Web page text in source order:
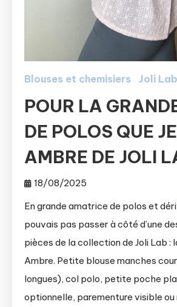
Blouses et chemisiers Joli Lab
POUR LA
DE POLOS QUE
AMBRE DE JOLI
18/08/2025
En grande amatrice de polos et
pouvais pas passer à côté d’une
pièces de la collection de Joli Lab :
Ambre. Petite blouse manches
longues), col polo, petite poche
optionnelle, parementure visible ou